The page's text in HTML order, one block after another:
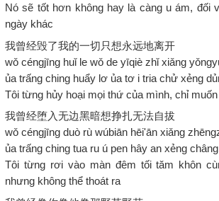
Nó sẽ tốt hơn không hay là càng u ám, đối
ngày khác
我曾经毁了我的一切只想永远地离开
wǒ céngjīng huǐ le wǒ de yīqiè zhǐ xiǎng
ủa trấng ching huẩy lơ ủa tơ i tria chử xẻng
Tôi từng hủy hoại mọi thứ của mình, chỉ
我曾经堕入无边黑暗想挣扎无法自拔
wǒ céngjīng duò rù wúbiān hēi'ān xiǎng
ủa trấng ching tua ru ú pen hây an xẻng
Tôi từng rơi vào màn đêm tối tăm khôn
nhưng không thể thoát ra